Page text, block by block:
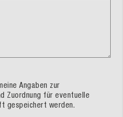
Angaben zur
Zuordnung für eventuelle
gespeichert werden.